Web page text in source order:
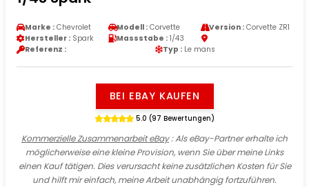
Marke : Chevrolet Modell : Corvette Version :Corvette ZR1
Hersteller : Spark Massstabe : 1/43
Referenz :
Typ : Le mans
BEI EBAY KAUFEN
5.0 (97 Bewertungen)
Kommerzielle Zusammenarbeit eBay: Als eBay-Partner erhalte ich
möglicherweise eine kleine Provision, wenn Sie über meine Links
einen Kauf tätigen. Dies verursacht keine zusätzlichen Kosten für Sie
und hilft mir einfach, meine Arbeit unabhängig fortzuführen.